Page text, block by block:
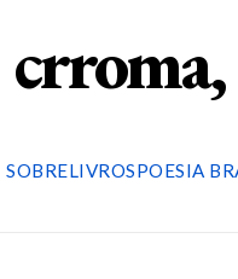
SOBRELIVROSPOESIA